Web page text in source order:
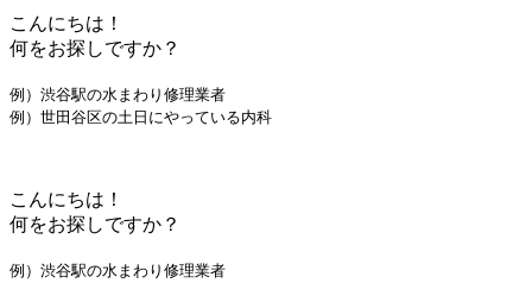
こんにちは！
何をお探しですか？
例）渋谷駅の水まわり修理業者
例）世田谷区の土日にやっている内科
こんにちは！
何をお探しですか？
例）渋谷駅の水まわり修理業者